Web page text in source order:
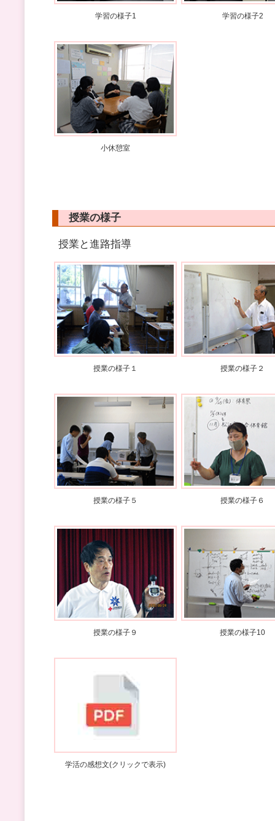
学習の様子1 学習の様子2
小休憩室
授業の様子
授業と進路指導
授業の様子１ 授業の様子２
授業の様子５ 授業の様子６
授業の様子９ 授業の様子10
学活の感想文(クリックで表示)